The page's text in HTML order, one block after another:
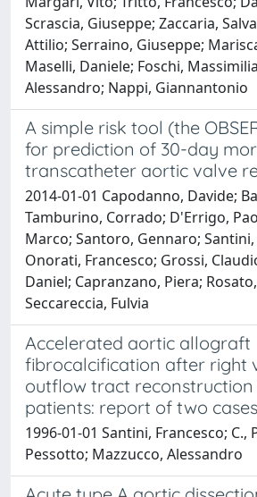
Scrascia, Giuseppe; Zaccaria,
Attilio; Serraino, Giuseppe;
Maselli, Daniele; Foschi,
Alessandro; Nappi, Giannantonio
A simple risk tool (the
for prediction of 30-day
transcatheter aortic valve
2014-01-01 Capodanno, Davide;
Tamburino, Corrado; D'Errigo,
Marco; Santoro, Gennaro; Santini,
Onorati, Francesco; Grossi,
Daniel; Capranzano, Piera;
Seccareccia, Fulvia
Accelerated aortic allograft
fibrocalcification after right
outflow tract
patients: report of two cases
1996-01-01 Santini, Francesco; C.,
Pessotto; Mazzucco, Alessandro